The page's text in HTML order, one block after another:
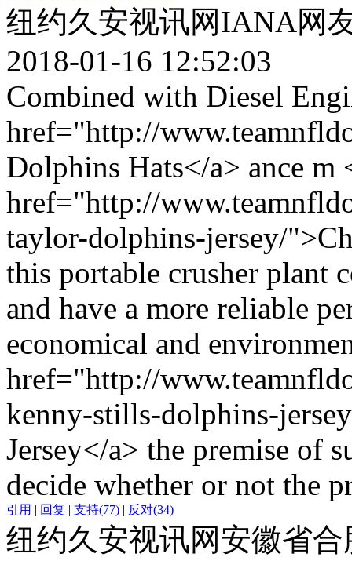
纽约久安视讯网IANA网
2018-01-16 12:52:03
Combined with Diesel
href="http://
Dolphins Hats</a> ance m
href="http://
taylor-dolphins-jersey/
this portable crusher plant
and have a more reliable
economical and
href="http://
kenny-stills-dolphins-
Jersey</a> the premise of
decide whether or not the
引用 | 回复 | 支持(77) | 反对(34)
纽约久安视讯网安徽省